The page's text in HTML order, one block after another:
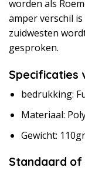
worden als
amper verschil
zuidwesten
gesproken.
Specificaties
bedrukking:
Materiaal:
Gewicht:
Standaard of